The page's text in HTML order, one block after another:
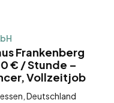
Frankenberg
€ / Stunde –
Vollzeitjob
Deutschland